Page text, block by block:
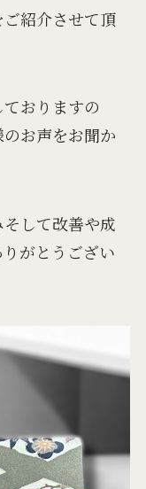
紹介させて頂
おりますの
お声をお聞か
して改善や成
がとうござい